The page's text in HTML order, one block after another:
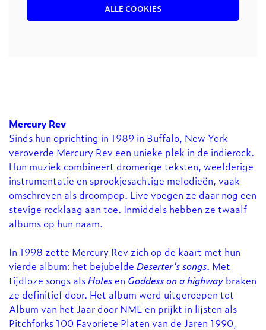
ALLE COOKIES
Mercury Rev
Sinds hun oprichting in 1989 in Buffalo, New York
veroverde Mercury Rev een unieke plek in de indierock.
Hun muziek combineert dromerige teksten, weelderige
instrumentatie en sprookjesachtige melodieën, vaak
omschreven als droompop. Live voegen ze daar nog een
stevige rocklaag aan toe. Inmiddels hebben ze twaalf
albums op hun naam.
In 1998 zette Mercury Rev zich op de kaart met hun
vierde album: het bejubelde Deserter's songs. Met
tijdloze songs alsHoles en Goddess on a highwaybraken
ze definitief door. Het album werd uitgeroepen tot
Album van het Jaar door NME en prijkt in lijsten als
Pitchforks 100 Favoriete Platen van de Jaren 1990,